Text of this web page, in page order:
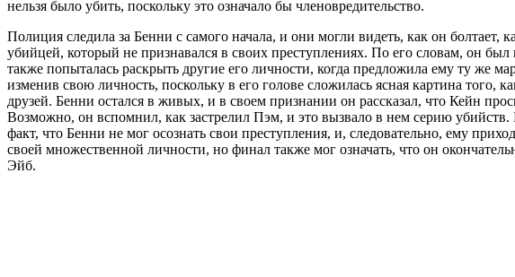
нельзя было убить, поскольку это означало бы членовредительство.
Полиция следила за Бенни с самого начала, и они могли видеть, как он
убийцей, который не признавался в своих преступлениях. По его словам, он
также попыталась раскрыть другие его личности, когда предложила ему ту же
изменив свою личность, поскольку в его голове сложилась ясная картина
друзей. Бенни остался в живых, и в своем признании он рассказал, что Кейн
Возможно, он вспомнил, как застрелил Пэм, и это вызвало в нем серию
факт, что Бенни не мог осознать свои преступления, и, следовательно, ему
своей множественной личности, но финал также мог означать, что он
Эйб.